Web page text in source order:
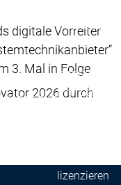
CODESYS
CODESYS
Ihr Gerät mit
CODESYS
Ihre Geräte-
lizenzieren
digitale Vorreiter
3. Mal in Folge
2026 durch